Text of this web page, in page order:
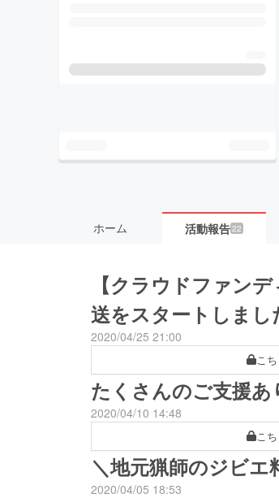
ホーム 活動報告22
【クラウドファン
送をスタートしまし
2020/04/25 21:00
こ
たくさんのご支援あ
2020/04/10 14:48
こ
＼地元猟師のジビエ
2020/04/05 18:53